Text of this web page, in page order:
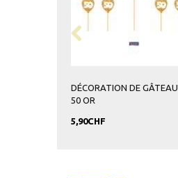
DÉCORATION DE GÂTEAU
50 OR
5,90CHF